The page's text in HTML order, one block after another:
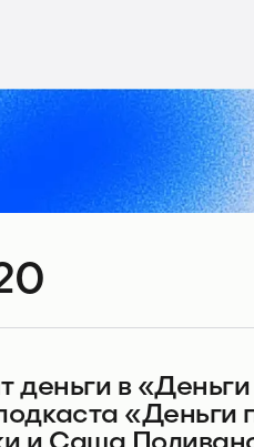
деньги в
«Деньги